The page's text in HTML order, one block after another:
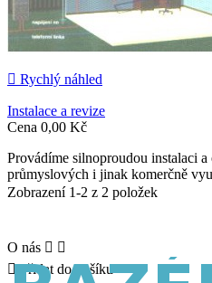
 Rychlý náhled
Instalace a revize
Cena 0,00 Kč
Provádíme silnoproudou instalaci
průmyslových i jinak komerčně
 Přidat do košíku
Zobrazení 1-2 z 2 položek
O nás  